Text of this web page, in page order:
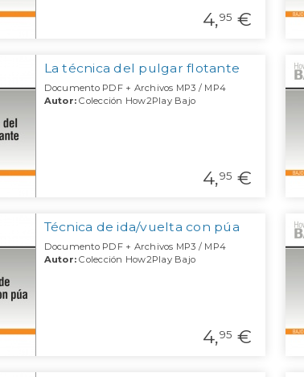
4,95 €
La técnica del pulgar flotante
Documento PDF + Archivos MP3 / MP4
Autor: Colección How2Play Bajo
4,95 €
Técnica de ida/vuelta con púa
Documento PDF + Archivos MP3 / MP4
Autor: Colección How2Play Bajo
4,95 €